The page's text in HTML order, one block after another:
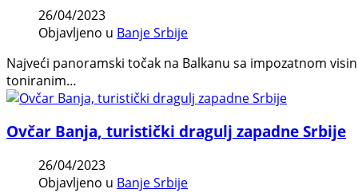
26/04/2023
Objavljeno u Banje Srbije
Najveći panoramski točak na Balkanu sa impozatnom
toniranim…
Ovčar Banja, turistički dragulj zapadne Srbije
26/04/2023
Objavljeno u Banje Srbije